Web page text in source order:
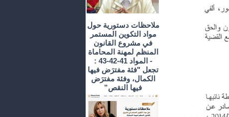
ملاحظات دستورية حول
مواد التكوين المستمر
في مشروع القانون
المنظم لمهنة المحاماة
- المواد 41-42-43 :
تجعل "فئة مفترَض فيها
الكمال، وفئة مفترَض
فيها النقص”